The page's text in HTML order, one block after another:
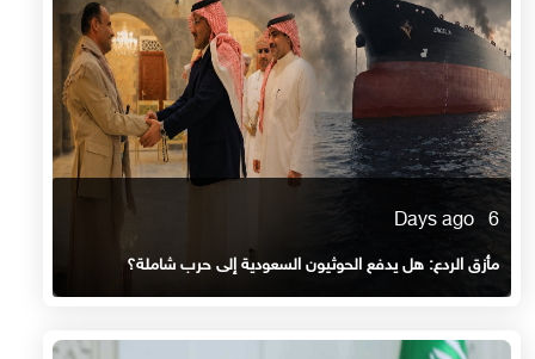
6 Days ago
مأزق الردع: هل يدفع الحوثيون السعودية إلى حرب شاملة؟